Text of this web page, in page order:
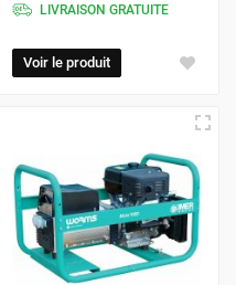
est le plus adapté
?
plusieurs facteurs :
plus légers et moins
pour une utilisation
puissances modestes.
plus robustes et
de carburant
LIVRAISON GRATUITE
Voir le produit